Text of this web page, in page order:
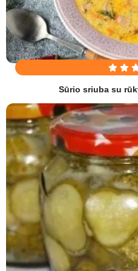
Sūrio sriuba su